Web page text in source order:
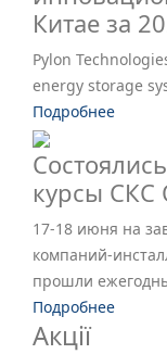
Китае за
Pylon
energy storage
Подробнее
курсы СКС
17-18 июня на
компаний-
прошли
Подробнее
Акції